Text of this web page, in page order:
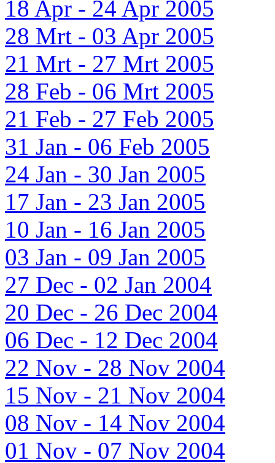
18 Apr - 24 Apr 2005
28 Mrt - 03 Apr 2005
21 Mrt - 27 Mrt 2005
28 Feb - 06 Mrt 2005
21 Feb - 27 Feb 2005
31 Jan - 06 Feb 2005
24 Jan - 30 Jan 2005
17 Jan - 23 Jan 2005
10 Jan - 16 Jan 2005
03 Jan - 09 Jan 2005
27 Dec - 02 Jan 2004
20 Dec - 26 Dec 2004
06 Dec - 12 Dec 2004
22 Nov - 28 Nov 2004
15 Nov - 21 Nov 2004
08 Nov - 14 Nov 2004
01 Nov - 07 Nov 2004